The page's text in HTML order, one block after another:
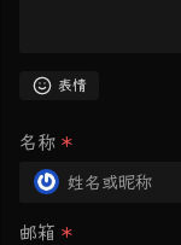
表情
名称 *
邮箱 *